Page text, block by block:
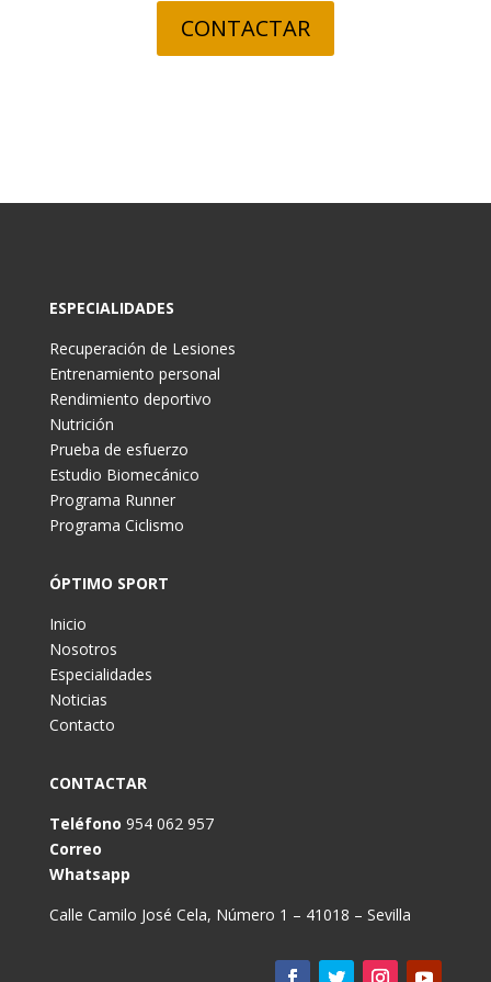
CONTACTAR
ESPECIALIDADES
Recuperación de Lesiones
Entrenamiento personal
Rendimiento deportivo
Nutrición
Prueba de esfuerzo
Estudio Biomecánico
Programa Runner
Programa Ciclismo
ÓPTIMO SPORT
Inicio
Nosotros
Especialidades
Noticias
Contacto
CONTACTAR
Teléfono 954 062 957
Correo
Whatsapp
Calle Camilo José Cela, Número 1 – 41018 – Sevilla